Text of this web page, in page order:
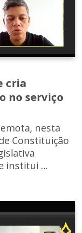
cria
no serviço
nesta
Constituição
institui ...